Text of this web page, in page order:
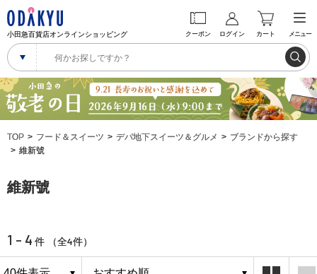
小田急百貨店オンラインショッピング クーポン ログイン カート メニュー
TOP フード＆スイーツ デパ地下スイーツ＆グルメ
ブランドから探す
維新號
維新號
1 - 4 件 （全4件）